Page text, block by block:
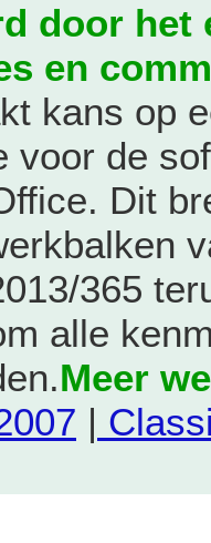
door het
en
kans op
voor de
Dit
365
alle
Meer
|